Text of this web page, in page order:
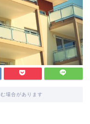
場合があります